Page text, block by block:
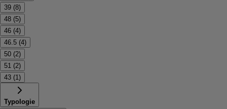
39 (8)
48 (5)
46 (4)
46.5 (4)
50 (2)
51 (2)
43 (1)
Typologie